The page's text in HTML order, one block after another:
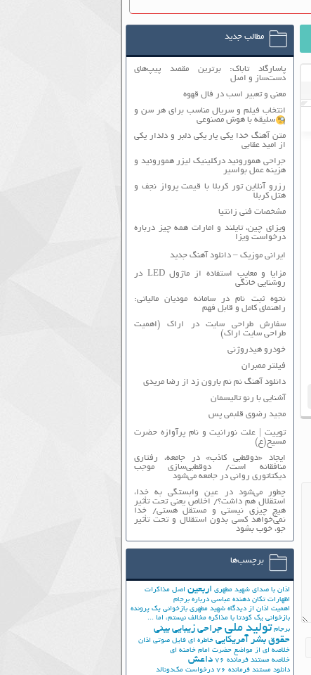
مطالب جدید
پاسارگاد تاباک: برترین مقصد پیپ‌های
دست‌ساز و اصل
معنی و تعبیر اسب در فال قهوه
انتخاب فیلم و سریال مناسب برای هر سن و
سلیقه با هوش مصنوعی
متن آهنگ خدا یکی یار یکی دلبر و دلدار یکی
از امید عقابی
جراحی هموروئید درکلینیک لیزر هموروئید و
هزینه عمل بواسیر
رزرو آنلاین تور کربلا با قیمت پرواز نجف و
هتل کربلا
مشخصات فنی زانتیا
ویزای چین، تایلند و امارات همه چیز درباره
درخواست ویزا
ایرانی موزیک – دانلود آهنگ جدید
مزایا و معایب استفاده از ماژول LED در
روشنایی خانگی
نحوه ثبت نام در سامانه مودیان مالیاتی:
راهنمای کامل و قابل فهم
سفارش طراحی سایت در اراک (اهمیت
طراحی سایت اراک)
خودرو هیدروژنی
فیلتر ممبران
دانلود آهنگ نم نم بارون زد از رضا مریدی
آشنایی با رنو تالیسمان
مجید رضوی قلبمی پس
توییت | علت نورانیت و نام پرآوازه حضرت
مسیح(ع)
ایجاد «دوقطبی کاذب» در جامعه، رفتاری
منافقانه است/ دوقطبی‌سازی موجب
دیکتاتوری روانی در جامعه می‌شود
چطور می‌شود در عین وابستگی به خدا،
استقلال هم داشت؟/ اخلاص یعنی تحت تأثیر
هیچ چیزی نیستی و مستقل هستی/ خدا
نمی‌خواهد کسی بدون استقلال و تحت تأثیر
جوّ، خوب بشود
برچسب‌ها
اذان با صدای شهید مطهری اربعین اصل مذاکرات
اظهارات تکان دهنده عباسی درباره برجام
اهمیت اذان از دیدگاه شهید مطهری بازخوانی یک پرونده
بازخوانی یک کودتا با مذاکره مخالف نیستم، اما ...
برجام تولید ملی جراحی زیبایی بینی
حقوق بشر آمریکایی خاطره ای فایل صوتی اذان
خلاصه ای از مواضع حضرت امام خامنه ای
خلاصه مستند فرمانده 76
داعش
دانلود مستند فرمانده 76
درخواست مک‌دونالد